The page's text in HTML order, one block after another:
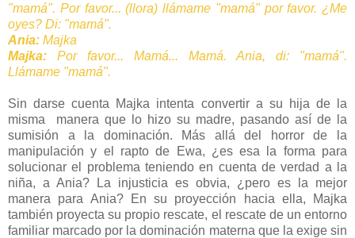
"mamá". Por favor... (llora) llámame "mamá" por favor. ¿Me
oyes? Di: "mamá".
Ania: Majka
Majka: Por favor... Mamá... Mamá. Ania, di: "mamá".
Llámame "mamá".
Sin darse cuenta Majka intenta convertir a su hija de la
misma manera que lo hizo su madre, pasando así de la
sumisión a la dominación. Más allá del horror de la
manipulación y el rapto de Ewa, ¿es esa la forma para
solucionar el problema teniendo en cuenta de verdad a la
niña, a Ania? La injusticia es obvia, ¿pero es la mejor
manera para Ania? En su proyección hacia ella, Majka
también proyecta su propio rescate, el rescate de un entorno
familiar marcado por la dominación materna que la exige sin